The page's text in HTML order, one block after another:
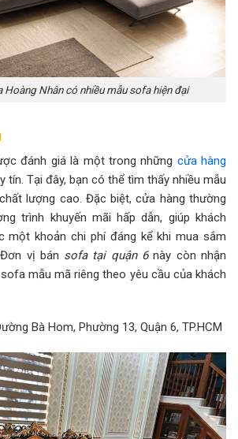
Hoàng Nhân có nhiều mẫu sofa hiện đại
đánh giá là một trong những cửa hàng
tín. Tại đây, bạn có thể tìm thấy nhiều mẫu
lượng cao. Đặc biệt, cửa hàng thường
trình khuyến mãi hấp dẫn, giúp khách
một khoản chi phí đáng kể khi mua sắm
vị bán sofa tại quận 6này còn nhận
mẫu mã riêng theo yêu cầu của khách
Bà Hom, Phường 13, Quận 6, TP.HCM